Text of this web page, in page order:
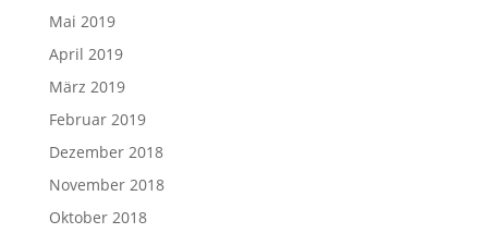
Mai 2019
April 2019
März 2019
Februar 2019
Dezember 2018
November 2018
Oktober 2018